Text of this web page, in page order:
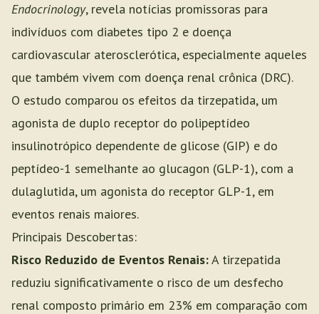
Endocrinology, revela notícias promissoras para
indivíduos com diabetes tipo 2 e doença
cardiovascular aterosclerótica, especialmente aqueles
que também vivem com doença renal crônica (DRC).
O estudo comparou os efeitos da tirzepatida, um
agonista de duplo receptor do polipeptídeo
insulinotrópico dependente de glicose (GIP) e do
peptídeo-1 semelhante ao glucagon (GLP-1), com a
dulaglutida, um agonista do receptor GLP-1, em
eventos renais maiores.
Principais Descobertas:
Risco Reduzido de Eventos Renais:A tirzepatida
reduziu significativamente o risco de um desfecho
renal composto primário em 23% em comparação com